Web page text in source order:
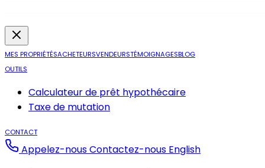
MES PROPRIÉTÉSACHETEURSVENDEURSTÉMOIGNAGESBLOG
OUTILS
Calculateur de prêt hypothécaire
Taxe de mutation
CONTACT
Appelez-nousContactez-nous English